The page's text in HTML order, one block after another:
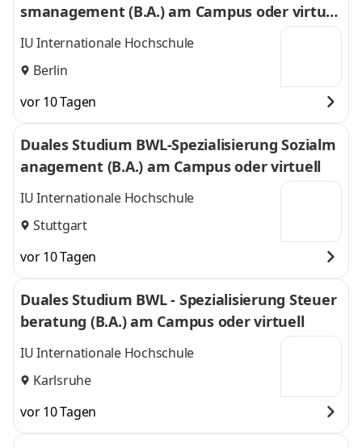
smanagement (B.A.) am Campus oder virtuel
l
IU Internationale Hochschule
Berlin
vor 10 Tagen
Duales Studium BWL-Spezialisierung Sozialm
anagement (B.A.) am Campus oder virtuell
IU Internationale Hochschule
Stuttgart
vor 10 Tagen
Duales Studium BWL - Spezialisierung Steuer
beratung (B.A.) am Campus oder virtuell
IU Internationale Hochschule
Karlsruhe
vor 10 Tagen